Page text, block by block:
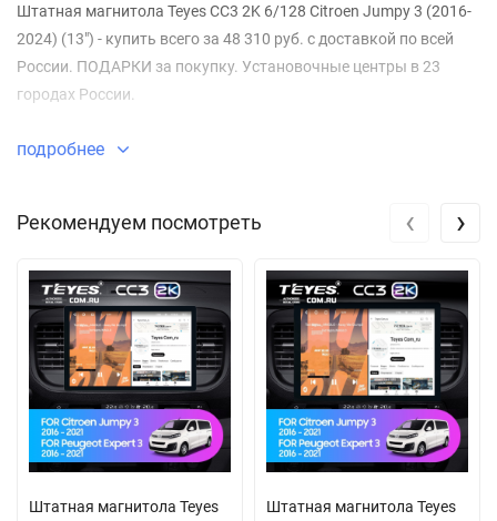
Штатная магнитола Teyes CC3 2K 6/128 Citroen Jumpy 3 (2016-
2024) (13") - купить всего за 48 310 руб. с доставкой по всей
России. ПОДАРКИ за покупку. Установочные центры в 23
городах России.
подробнее
Рекомендуем посмотреть
Штатная магнитола Teyes
Штатная магнитола Teyes
‹ ›